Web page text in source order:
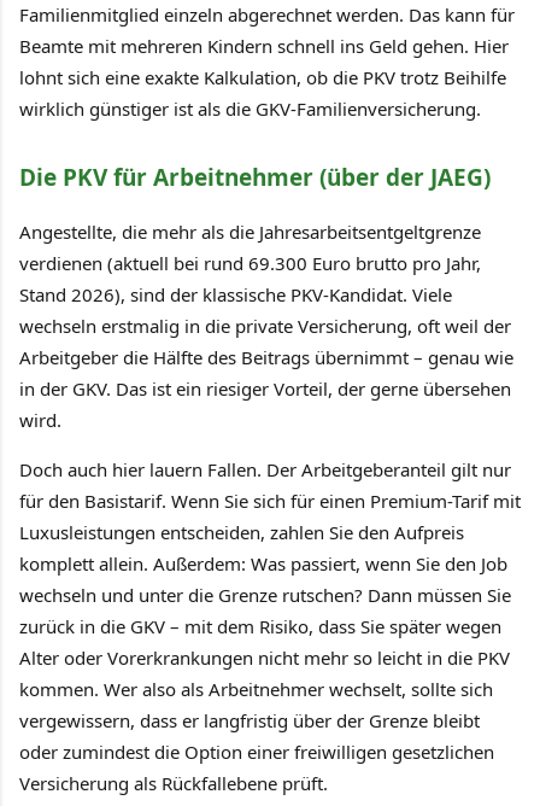
Familienmitglied einzeln abgerechnet werden. Das kann für
Beamte mit mehreren Kindern schnell ins Geld gehen. Hier
lohnt sich eine exakte Kalkulation, ob die PKV trotz Beihilfe
wirklich günstiger ist als die GKV-Familienversicherung.
Die PKV für Arbeitnehmer (über der JAEG)
Angestellte, die mehr als die Jahresarbeitsentgeltgrenze
verdienen (aktuell bei rund 69.300 Euro brutto pro Jahr,
Stand 2026), sind der klassische PKV-Kandidat. Viele
wechseln erstmalig in die private Versicherung, oft weil der
Arbeitgeber die Hälfte des Beitrags übernimmt – genau wie
in der GKV. Das ist ein riesiger Vorteil, der gerne übersehen
wird.
Doch auch hier lauern Fallen. Der Arbeitgeberanteil gilt nur
für den Basistarif. Wenn Sie sich für einen Premium-Tarif mit
Luxusleistungen entscheiden, zahlen Sie den Aufpreis
komplett allein. Außerdem: Was passiert, wenn Sie den Job
wechseln und unter die Grenze rutschen? Dann müssen Sie
zurück in die GKV – mit dem Risiko, dass Sie später wegen
Alter oder Vorerkrankungen nicht mehr so leicht in die PKV
kommen. Wer also als Arbeitnehmer wechselt, sollte sich
vergewissern, dass er langfristig über der Grenze bleibt
oder zumindest die Option einer freiwilligen gesetzlichen
Versicherung als Rückfallebene prüft.